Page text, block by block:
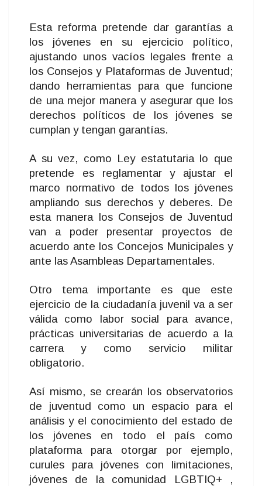
Esta reforma pretende dar garantías a
los jóvenes en su ejercicio político,
ajustando unos vacíos legales frente a
los Consejos y Plataformas de Juventud;
dando herramientas para que funcione
de una mejor manera y asegurar que los
derechos políticos de los jóvenes se
cumplan y tengan garantías.
A su vez, como Ley estatutaria lo que
pretende es reglamentar y ajustar el
marco normativo de todos los jóvenes
ampliando sus derechos y deberes. De
esta manera los Consejos de Juventud
van a poder presentar proyectos de
acuerdo ante los Concejos Municipales y
ante las Asambleas Departamentales.
Otro tema importante es que este
ejercicio de la ciudadanía juvenil va a ser
válida como labor social para avance,
prácticas universitarias de acuerdo a la
carrera y como servicio militar
obligatorio.
Así mismo, se crearán los observatorios
de juventud como un espacio para el
análisis y el conocimiento del estado de
los jóvenes en todo el país como
plataforma para otorgar por ejemplo,
curules para jóvenes con limitaciones,
jóvenes de la comunidad LGBTIQ+ ,